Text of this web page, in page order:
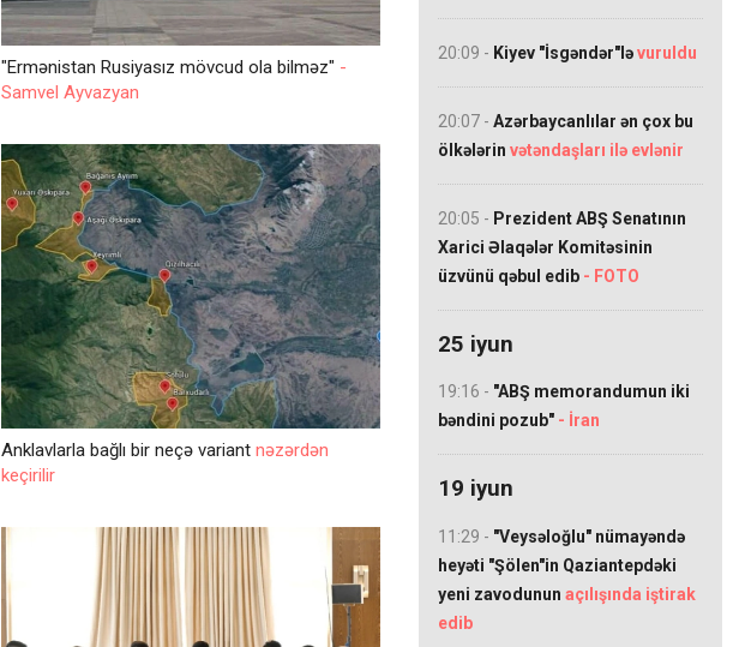
"Ermənistan Rusiyasız mövcud ola bilməz" -
Samvel Ayvazyan
Anklavlarla bağlı bir neçə variantnəzərdən
keçirilir
20:09 - Kiyev "İsgəndər"ləvuruldu
20:07 - Azərbaycanlılar ən çox bu
ölkələrin vətəndaşları ilə evlənir
20:05 - Prezident ABŞ Senatının
Xarici Əlaqələr Komitəsinin
üzvünü qəbul edib - FOTO
25 iyun
19:16 - "ABŞ memorandumun iki
bəndini pozub" - İran
19 iyun
11:29 - "Veysəloğlu" nümayəndə
heyəti "Şölen"in Qaziantepdəki
yeni zavodunun açılışında iştirak
edib